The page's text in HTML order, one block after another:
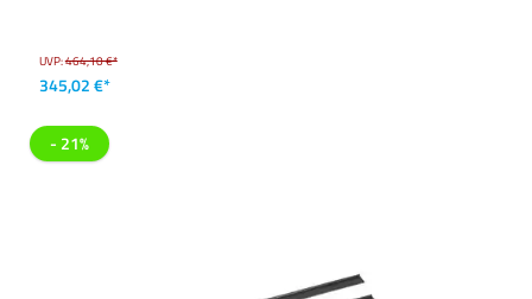
UVP:464,10 €*
345,02 €*
- 21%